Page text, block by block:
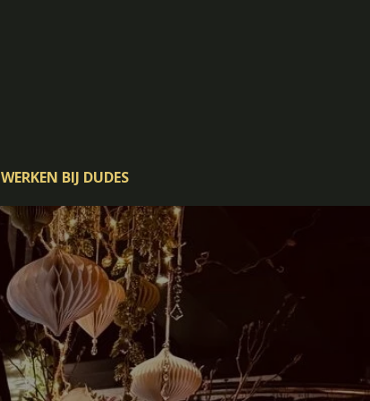
WERKEN BIJ DUDES